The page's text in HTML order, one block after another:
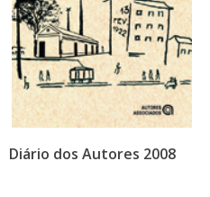
Diário dos Autores 2008